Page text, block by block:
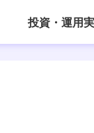
投資・運用